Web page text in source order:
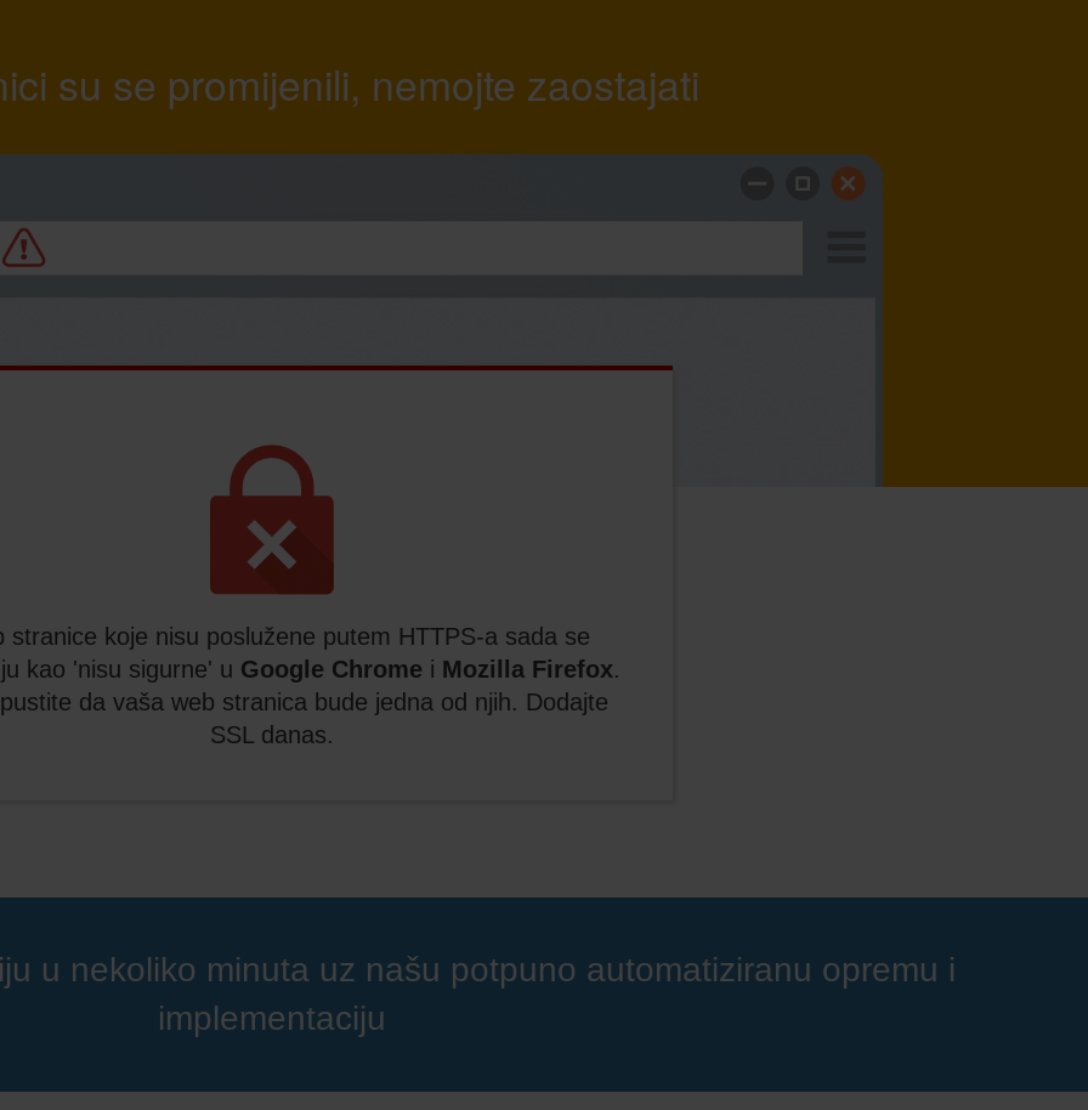
su se promijenili, nemojte zaostajati
stranice koje nisu poslužene putem HTTPS-a sada se
kao 'nisu sigurne' u Google Chrome i Mozilla Firefox.
da vaša web stranica bude jedna od njih. Dodajte
SSL danas.
u nekoliko minuta uz našu potpuno automatiziranu opremu i
implementaciju